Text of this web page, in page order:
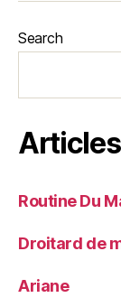
Search
Routine Du
Droitard de
Ariane